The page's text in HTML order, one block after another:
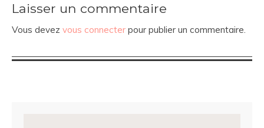
Laisser un commentaire
Vous devez vous connecter pour publier un commentaire.